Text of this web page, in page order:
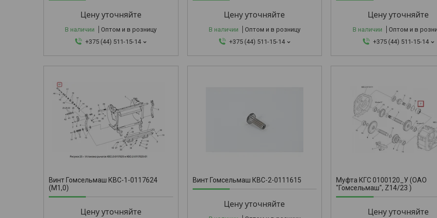
Цену уточняйте
В наличии
Оптом и в розницу
+375 (44) 511-15-14
Цену уточняйте
В наличии
Оптом и в розницу
+375 (44) 511-15-14
Цену уточняйте
В наличии
Оптом и в
+375 (44) 511-15-14
Винт Гомсельмаш КВС-1-0117624
(М1,0)
Цену уточняйте
КВС-2-0111
Винт Гомсельмаш КВС-2-0111615
Цену уточняйте
Муфта КГС 0100120_У (ОАО
"Гомсельмаш", Z14/23 )
Цену уточняйте